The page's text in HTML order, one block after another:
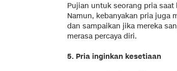
Pujian untuk seorang pria
Namun, kebanyakan pria juga
dan sampaikan jika mereka
merasa percaya diri.
5. Pria inginkan kesetiaan